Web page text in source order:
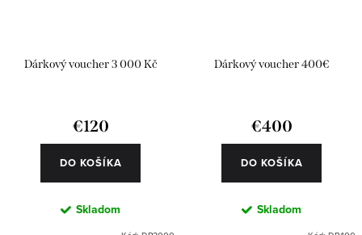
Dárkový voucher 3 000 Kč
€120
DO KOŠÍKA
Skladom
Dárkový voucher 400€
€400
DO KOŠÍKA
Skladom